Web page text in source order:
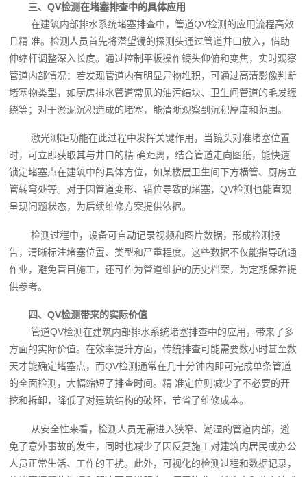
三、QV检测在堵塞排查中的具体应用
在建筑内部排水系统堵塞排查中，管道QV检测的应用流程高效
且精 准。检测人员首先将潜望镜的探测头通过管道井口放入，借助
伸缩杆调整深入长度。通过控制平板操作镜头仰俯和变焦，实时观察
管道内部情况：若发现管道内有明显异物堆积，可通过高清影像判断
堵塞物类型，如厨房排水管道常见的油污结块、卫生间管道的毛发缠
绕等；对于淤泥沉积造成的堵塞，能清晰观察到沉积厚度和范围。
激光测距功能在此过程中发挥关键作用，当镜头对准堵塞位置
时，可立即获取其与井口的精 确距离，结合管道走向图纸，能快速
锁定堵塞点在建筑中的具体方位，如某楼层卫生间下方横管、厨房立
管转弯处等。对于因管道变形、错位导致的堵塞，QV检测也能直观
呈现问题状态，为后续维修方案提供依据。
检测过程中，设备可自动记录视频和图片数据，形成检测报
告，清晰标注堵塞位置、类型和严重程度。这些数据不仅能指导疏通
作业，避免盲目施工，还可作为管道维护的历史档案，为定期保养提
供参考。
四、QV检测带来的实际价值
管道QV检测在建筑内部排水系统堵塞排查中的应用，带来了多
方面的实际价值。在效率提升方面，传统排查可能需要数小时甚至数
天才能确定堵塞点，而QV检测通常在几十分钟内即可完成单条管道
的全面检测，大幅缩短了排查时间。精 准定位则减少了不必要的开
挖和拆卸，降低了对建筑结构的破坏，节省了维修成本。
从安全性来看，检测人员无需进入狭窄、潮湿的管道内部，避
免了意外事故的发生，同时也减少了因反复施工对建筑内居民或办公
人员正常生活、工作的干扰。此外，可视化的检测过程和数据记录，